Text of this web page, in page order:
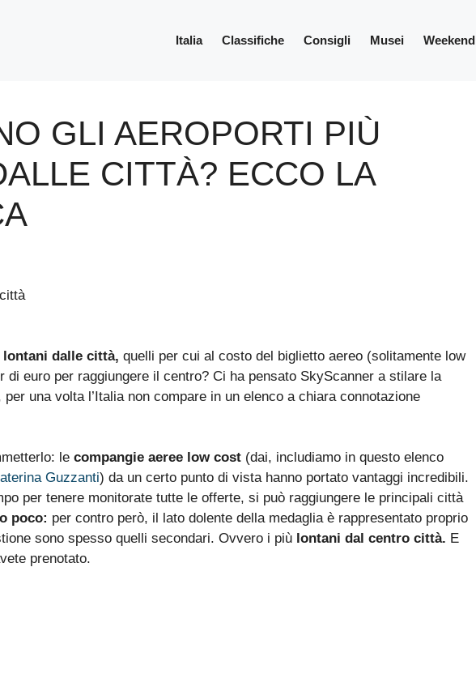
Italia Classifiche Consigli Musei Weekend
GLI AEROPORTI PIÙ
CITTÀ? ECCO LA
dalle città, quelli per cui al costo del biglietto aereo (solitamente low
di euro per raggiungere il centro? Ci ha pensato SkyScanner a stilare la
una volta l’Italia non compare in un elenco a chiara connotazione
le compangie aeree low cost (dai, includiamo in questo elenco
Guzzanti) da un certo punto di vista hanno portato vantaggi incredibili.
per tenere monitorate tutte le offerte, si può raggiungere le principali città
poco: per contro però, il lato dolente della medaglia è rappresentato proprio
sono spesso quelli secondari. Ovvero i più lontani dal centro città. E
prenotato.